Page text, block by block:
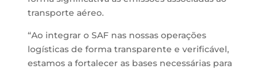
transporte aéreo.
“Ao integrar o SAF nas nossas operações
logísticas de forma transparente e verificável,
estamos a fortalecer as bases necessárias para